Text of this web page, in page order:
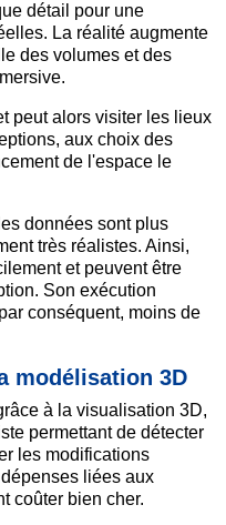
détail pour une
La réalité augmente
des volumes et des
peut alors visiter les lieux
aux choix des
de l'espace le
données sont plus
très réalistes. Ainsi,
et peuvent être
Son exécution
conséquent, moins de
modélisation 3D
à la visualisation 3D,
permettant de détecter
les modifications
liées aux
coûter bien cher.